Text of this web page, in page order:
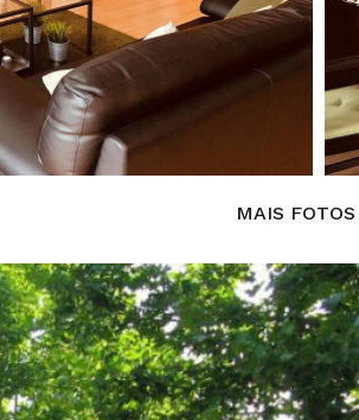
MAIS FOTOS